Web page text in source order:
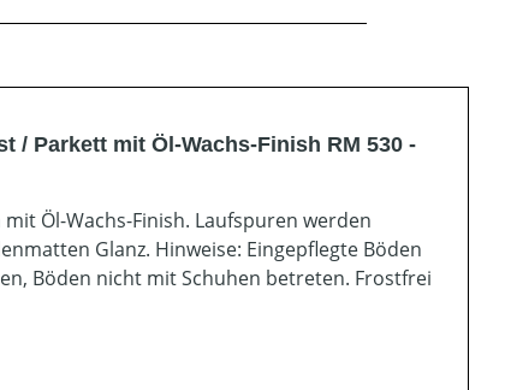
Parkett mit Öl-Wachs-Finish RM 530 -
Öl-Wachs-Finish. Laufspuren werden
Glanz. Hinweise: Eingepflegte Böden
Böden nicht mit Schuhen betreten. Frostfrei